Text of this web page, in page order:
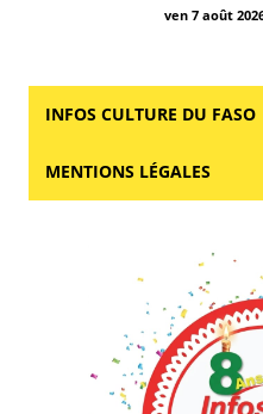
ven 7 août
INFOS CULTURE DU FASO
MENTIONS LÉGALES